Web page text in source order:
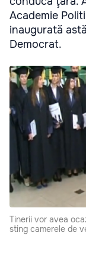
Academie
inaugurată
Democrat.
Tinerii vor avea
sting camerele de